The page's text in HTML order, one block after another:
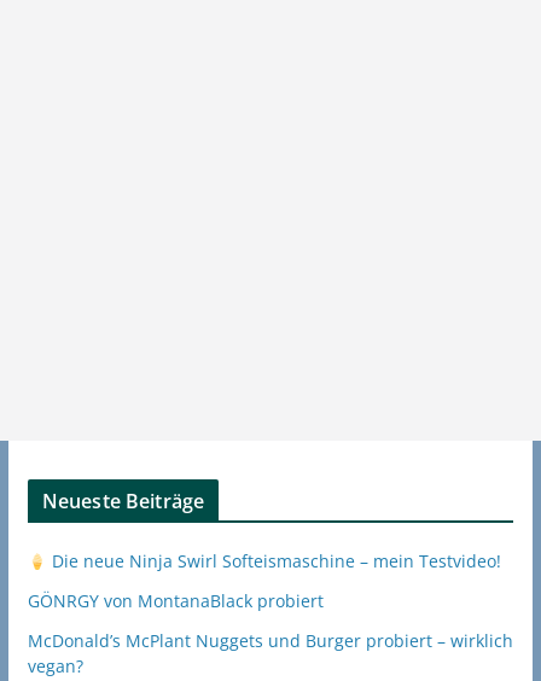
Neueste Beiträge
Die neue Ninja Swirl Softeismaschine – mein Testvideo!
GÖNRGY von MontanaBlack probiert
McDonald’s McPlant Nuggets und Burger probiert – wirklich
vegan?